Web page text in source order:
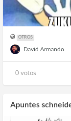
OTROS
David Armando
0 votos
Apuntes